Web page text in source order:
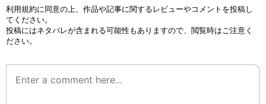
利用規約に同意の上、作品や記事に関するレビューやコメントを投稿し
てください。
投稿にはネタバレが含まれる可能性もありますので、閲覧時はご注意く
ださい。